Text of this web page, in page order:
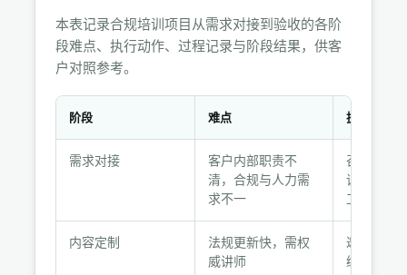
本表记录合规培训项目从需求对接到验收的各阶
段难点、执行动作、过程记录与阶段结果，供客
户对照参考。
阶段 难点 执行动作
需求对接
客户内部职责不
清，合规与人力需
求不一
召开两次
议，明确
工
内容定制
法规更新快，需权
威讲师
邀请15年
编写课件